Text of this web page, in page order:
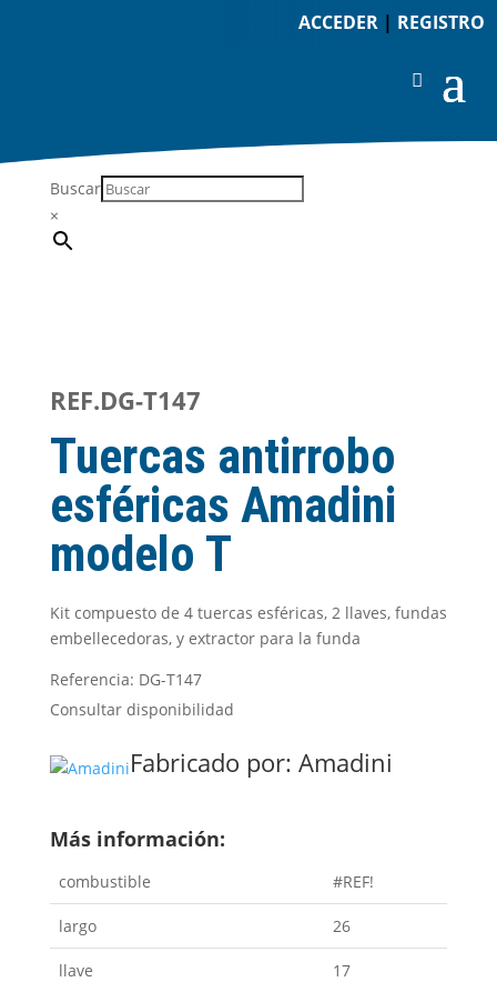
ACCEDER| REGISTRO
Buscar
×
REF.DG-T147
Tuercas antirrobo
esféricas Amadini
modelo T
Kit compuesto de 4 tuercas esféricas, 2 llaves, fundas
embellecedoras, y extractor para la funda
Referencia: DG-T147
Consultar disponibilidad
Fabricado por: Amadini
Más información:
combustible #REF!
largo 26
llave 17